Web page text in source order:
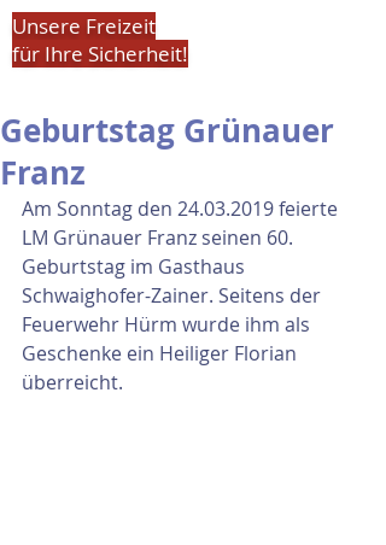
Unsere Freizeit
für Ihre Sicherheit!
Geburtstag Grünauer
Franz
Am Sonntag den 24.03.2019 feierte
LM Grünauer Franz seinen 60.
Geburtstag im Gasthaus
Schwaighofer-Zainer. Seitens der
Feuerwehr Hürm wurde ihm als
Geschenke ein Heiliger Florian
überreicht.